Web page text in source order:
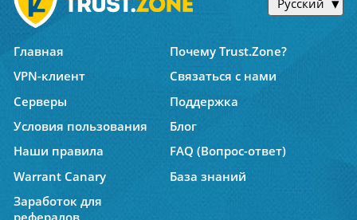
Главная
Почему Trust.Zone?
VPN-клиент
Связаться с нами
Серверы
Поддержка
Условия пользования
Блог
Наши правила
FAQ (Вопрос-ответ)
Warrant Canary
База знаний
Заработок для